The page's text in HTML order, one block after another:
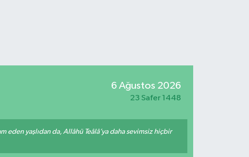
6 Ağustos 2026
23 Safer 1448
yaşlıdan da, Allâhü Teâlâ’ya daha sevimsiz hiçbir